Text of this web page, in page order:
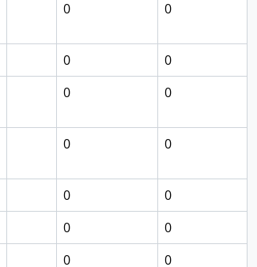
0 0
0
0
0 0
0 0
0
0
0
0
0 0